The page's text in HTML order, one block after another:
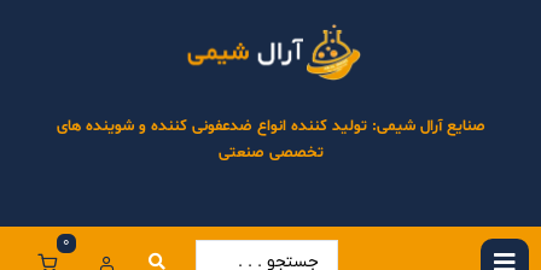
صنایع آرال شیمی: تولید کننده انواع ضدعفونی کننده و شوینده های
تخصصی صنعتی
0